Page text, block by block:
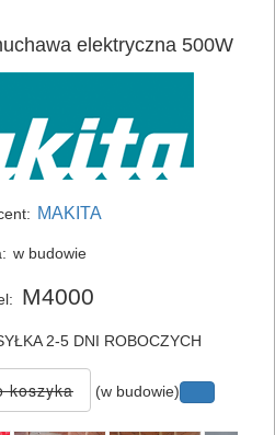
elektryczna 500W
MAKITA
w budowie
M4000
2-5 DNI ROBOCZYCH
(w budowie)